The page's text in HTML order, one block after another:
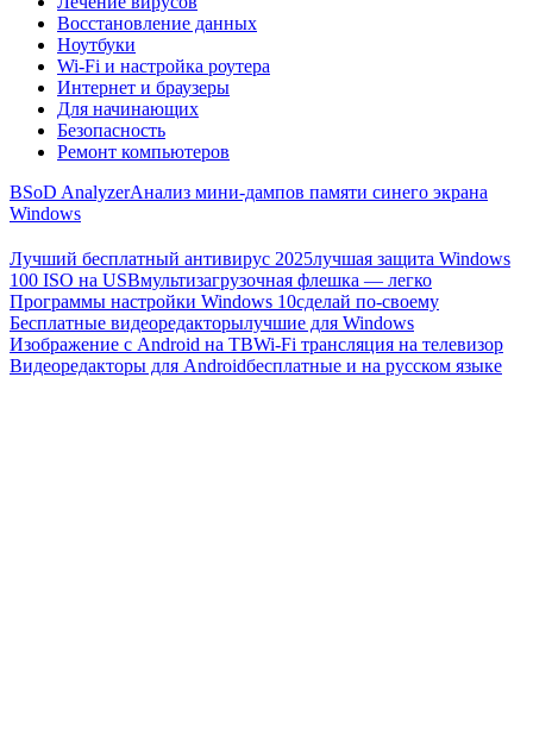
Восстановление данных
Ноутбуки
Wi-Fi и настройка роутера
Интернет и браузеры
Для начинающих
Безопасность
Ремонт компьютеров
BSoD AnalyzerАнализ мини-дампов памяти синего экрана
Windows
Лучший бесплатный антивирус 2025лучшая защита Windows
100 ISO на USBмультизагрузочная флешка — легко
Программы настройки Windows 10сделай по-своему
Бесплатные видеоредакторылучшие для Windows
Изображение с Android на ТВWi-Fi трансляция на телевизор
Видеоредакторы для Androidбесплатные и на русском языке